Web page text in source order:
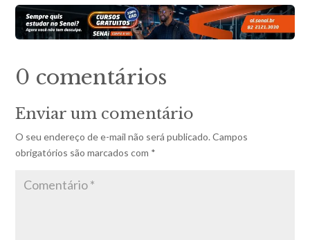
0 comentários
Enviar um comentário
O seu endereço de e-mail não será publicado. Campos
obrigatórios são marcados com *